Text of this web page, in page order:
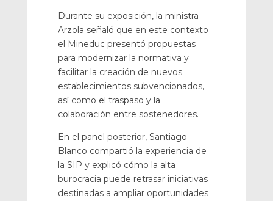
Durante su exposición, la ministra
Arzola señaló que en este contexto
el Mineduc presentó propuestas
para modernizar la normativa y
facilitar la creación de nuevos
establecimientos subvencionados,
así como el traspaso y la
colaboración entre sostenedores.
En el panel posterior, Santiago
Blanco compartió la experiencia de
la SIP y explicó cómo la alta
burocracia puede retrasar iniciativas
destinadas a ampliar oportunidades